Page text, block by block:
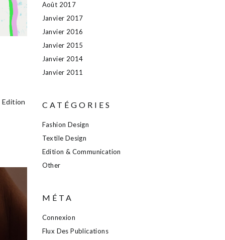
Edition
Août 2017
Janvier 2017
Janvier 2016
Janvier 2015
Janvier 2014
Janvier 2011
CATÉGORIES
Fashion Design
Textile Design
Edition & Communication
Other
MÉTA
Connexion
Flux Des Publications